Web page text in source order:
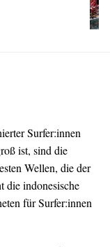
Surfer:innen
ist, sind die
Wellen, die der
die indonesische
für Surfer:innen